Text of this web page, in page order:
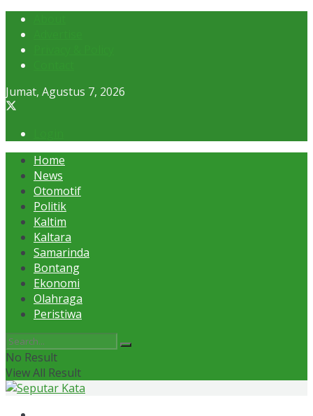
Jumat, Agustus 7, 2026
Home
News
Otomotif
Politik
Kaltim
Kaltara
Samarinda
Bontang
Ekonomi
Olahraga
Peristiwa
No Result
View All Result